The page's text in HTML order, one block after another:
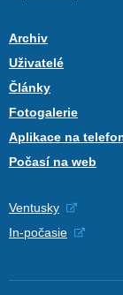
Archiv
Uživatelé
Články
Fotogalerie
Aplikace na
Počasí na web
Ventusky
In-počasie